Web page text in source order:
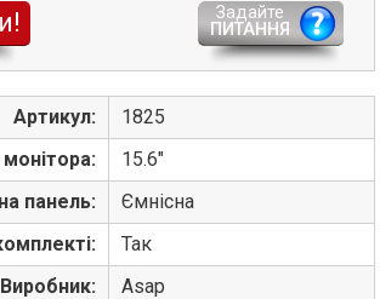
Задайте
ПИТАННЯ
Артикул:
1825
15.6"
панель:
Ємнісна
Так
Виробник:
Asap